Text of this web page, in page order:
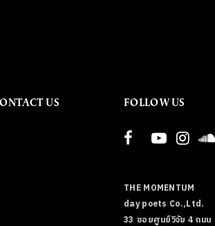
US FOLLOW US
THE MOMENTUM
day poets Co.,Ltd.
33 ซอยศูนย์วิจัย 4 ถนน